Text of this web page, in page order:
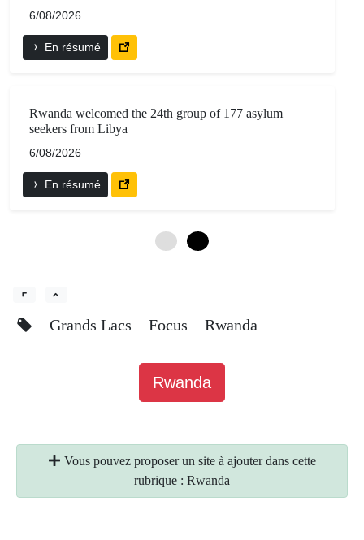
6/08/2026
En résumé
Rwanda welcomed the 24th group of 177 asylum
seekers from Libya
6/08/2026
En résumé
Grands Lacs Focus Rwanda
Rwanda
Vous pouvez proposer un site à ajouter dans cette
rubrique : Rwanda